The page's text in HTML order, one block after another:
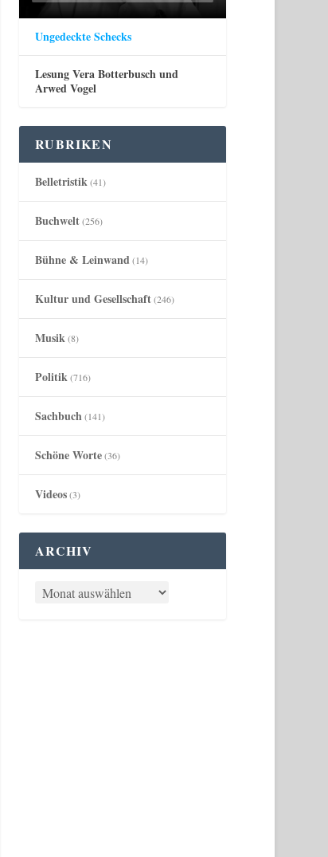
Ungedeckte Schecks
Lesung Vera Botterbusch und
Arwed Vogel
RUBRIKEN
Belletristik(41)
Buchwelt(256)
Bühne & Leinwand(14)
Kultur und Gesellschaft(246)
Musik(8)
Politik(716)
Sachbuch(141)
Schöne Worte(36)
Videos(3)
ARCHIV